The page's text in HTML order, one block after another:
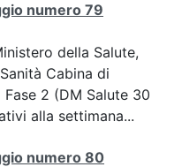
numero 79
della Salute,
Cabina di
2 (DM Salute 30
alla settimana...
numero 80